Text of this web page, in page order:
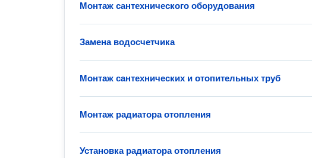
Монтаж сантехнического оборудования
Замена водосчетчика
Монтаж сантехнических и отопительных труб
Монтаж радиатора отопления
Установка радиатора отопления